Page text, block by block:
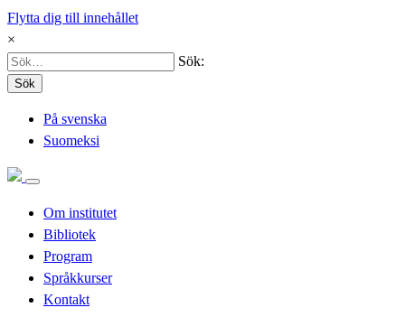
Flytta dig till innehållet
×
Sök:
Sök
På svenska
Suomeksi
Om institutet
Bibliotek
Program
Språkkurser
Kontakt